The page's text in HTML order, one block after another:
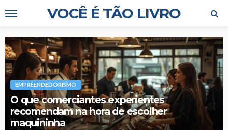
VOCÊ É TÃO LIVRO
EMPREENDEDORISMO
O que comerciantes experientes
recomendam na hora de escolher
maquininha